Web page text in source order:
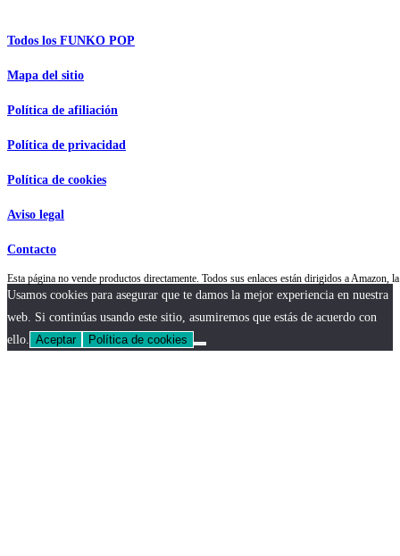
Todos los FUNKO POP
Mapa del sitio
Política de afiliación
Política de privacidad
Política de cookies
Aviso legal
Contacto
Esta página no vende productos directamente. Todos sus enlaces están dirigidos a
Usamos cookies para asegurar que te damos la mejor experiencia en nuestra
web. Si continúas usando este sitio, asumiremos que estás de acuerdo con
ello. Aceptar Política de cookies